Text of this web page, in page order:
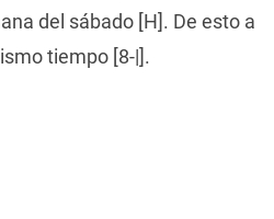
del sábado [H]. De esto a
tiempo [8-|].